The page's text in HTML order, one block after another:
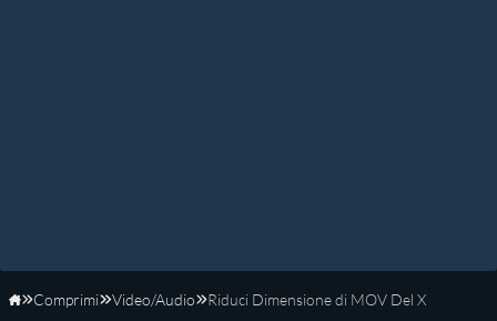
Home
Comprimi Video/Audio Riduci Dimensione di MOV Del X